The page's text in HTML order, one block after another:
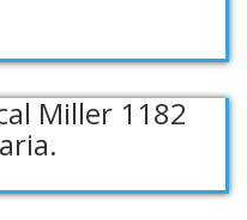
Miller 1182